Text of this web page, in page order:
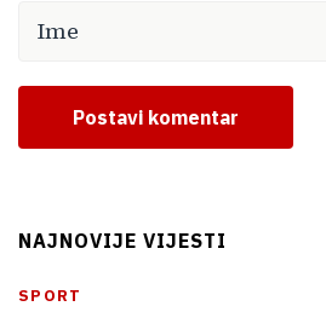
Postavi komentar
NAJNOVIJE VIJESTI
SPORT